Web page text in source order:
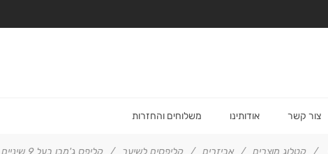
צור קשר אודותינו משלוחים והחזרות
/ קטלוג מוצרים / אביזרים / קליפסים לשיער / קליפס ג'מבו בעל 9 שיניים (4 יח')